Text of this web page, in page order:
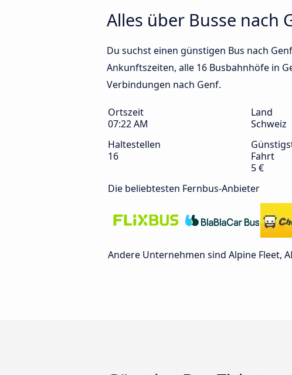
Alles über Busse nach
Du suchst einen günstigen Bus nach
Ankunftszeiten, alle 16 Busbahnhöfe in
Verbindungen nach Genf.
Ortszeit
07:22 AM
Land
Schweiz
Haltestellen
16
Fahrt
5 €
Die beliebtesten Fernbus-Anbieter
Andere Unternehmen sind Alpine Fleet,